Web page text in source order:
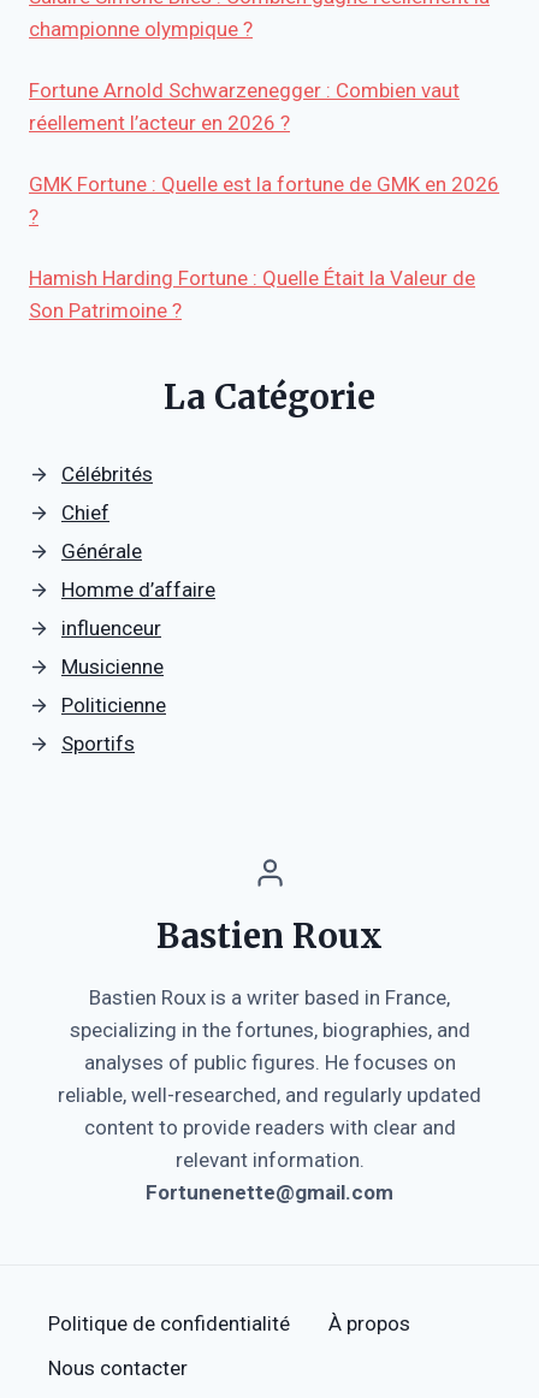
championne olympique ?
Fortune Arnold Schwarzenegger : Combien vaut
réellement l’acteur en 2026 ?
GMK Fortune : Quelle est la fortune de GMK en 2026
?
Hamish Harding Fortune : Quelle Était la Valeur de
Son Patrimoine ?
La Catégorie
Célébrités
Chief
Générale
Homme d’affaire
influenceur
Musicienne
Politicienne
Sportifs
Bastien Roux
Bastien Roux is a writer based in France,
specializing in the fortunes, biographies, and
analyses of public figures. He focuses on
reliable, well-researched, and regularly updated
content to provide readers with clear and
relevant information.
Fortunenette@gmail.com
Politique de confidentialité
À propos
Nous contacter